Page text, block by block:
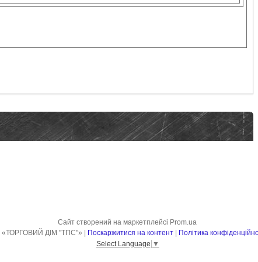
Сайт створений на маркетплейсі Prom.ua
Поскаржитися на контент
Політика
Select Language ▼